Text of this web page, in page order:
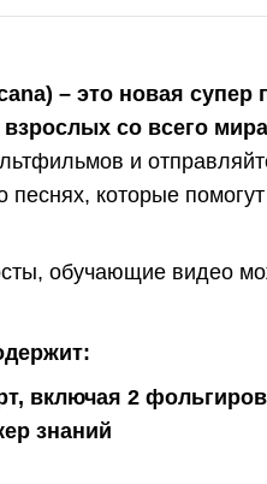
– это новая супер
со всего
и
песнях, которые
обучающие видео
включая 2
знаний